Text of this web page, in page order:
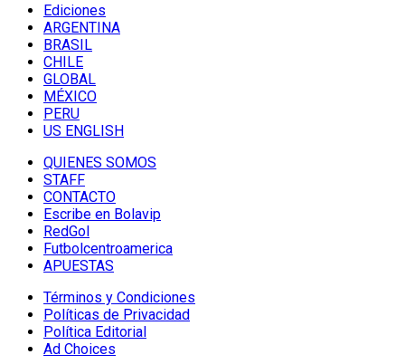
Ediciones
ARGENTINA
BRASIL
CHILE
GLOBAL
MÉXICO
PERU
US ENGLISH
QUIENES SOMOS
STAFF
CONTACTO
Escribe en Bolavip
RedGol
Futbolcentroamerica
APUESTAS
Términos y Condiciones
Políticas de Privacidad
Política Editorial
Ad Choices